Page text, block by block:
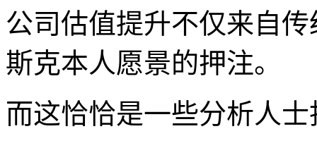
公司估值提升不仅来自
斯克本人愿景的押注。
而这恰恰是一些分析人